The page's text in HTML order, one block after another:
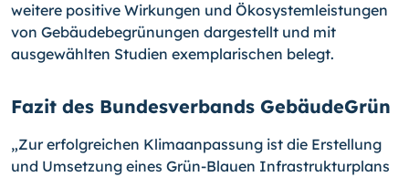
weitere positive Wirkungen und Ökosystemleistungen
von Gebäudebegrünungen dargestellt und mit
ausgewählten Studien exemplarischen belegt.
Fazit des Bundesverbands GebäudeGrün
„Zur erfolgreichen Klimaanpassung ist die Erstellung
und Umsetzung eines Grün-Blauen Infrastrukturplans